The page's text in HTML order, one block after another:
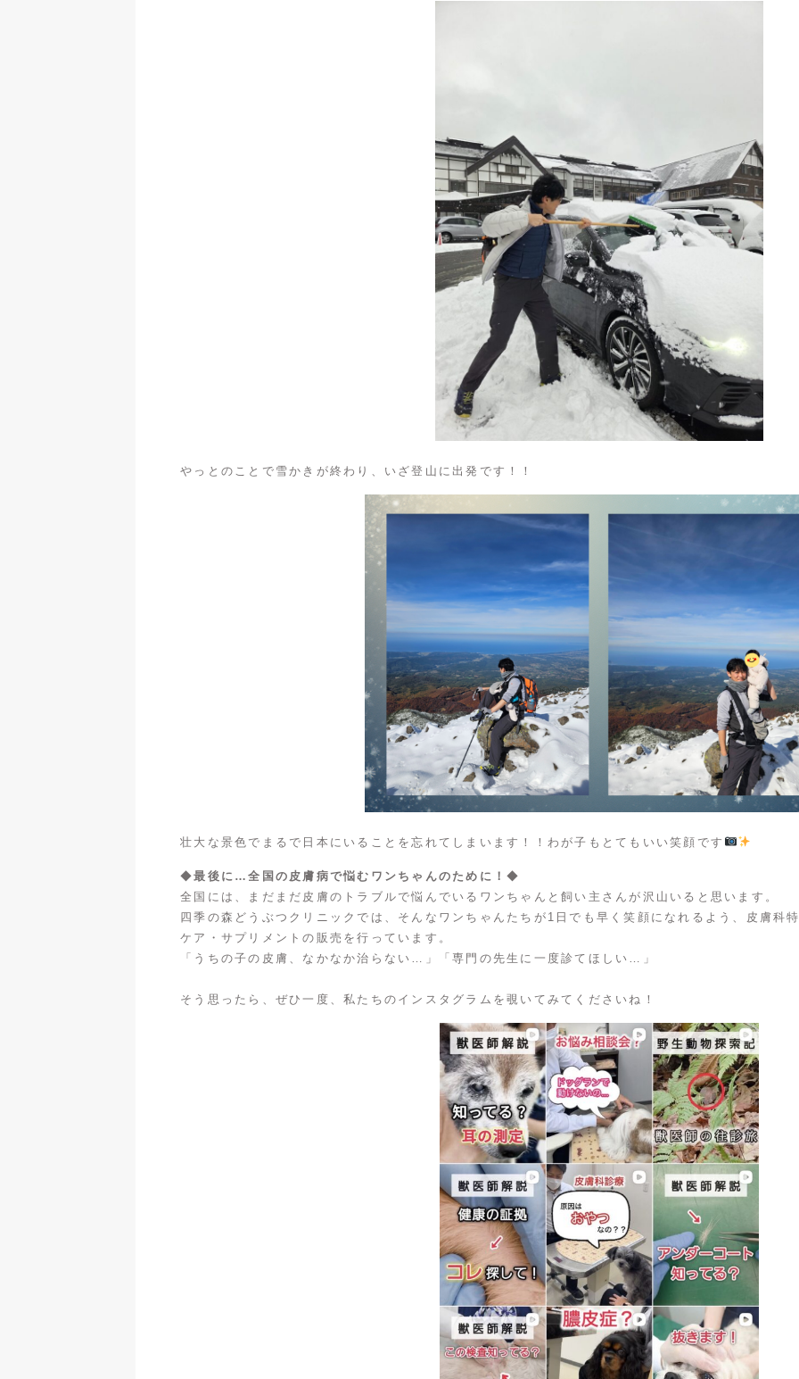
やっとのことで雪かきが終わり、いざ登山に出発です！！
壮大な景色でまるで日本にいることを忘れてしまいます！！わが子もとてもいい笑顔です
◆最後に…全国の皮膚病で悩むワンちゃんのために！ ◆
全国には、まだまだ皮膚のトラブルで悩んでいるワンちゃんと飼い主さんが沢山いると思います。
四季の森どうぶつクリニックでは、そんなワンちゃんたちが1日でも早く笑顔になれるよう、皮膚科
ケア・サプリメントの販売を行っています。
「うちの子の皮膚、なかなか治らない…」「専門の先生に一度診てほしい…」
そう思ったら、ぜひ一度、私たちのインスタグラムを覗いてみてくださいね！